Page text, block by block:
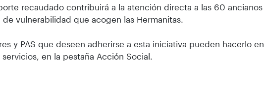
recaudado contribuirá a la atención directa a las 60 ancianos
de vulnerabilidad que acogen las Hermanitas.
y PAS que deseen adherirse a esta iniciativa pueden hacerlo en
en la pestaña Acción Social.